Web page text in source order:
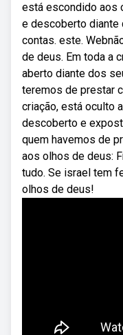
está escondido aos
e descoberto diante
contas. este.
de deus. Em toda a
aberto diante dos
teremos de prestar
criação, está oculto
descoberto e
quem havemos de
aos olhos de deus:
tudo. Se israel tem
olhos de deus!